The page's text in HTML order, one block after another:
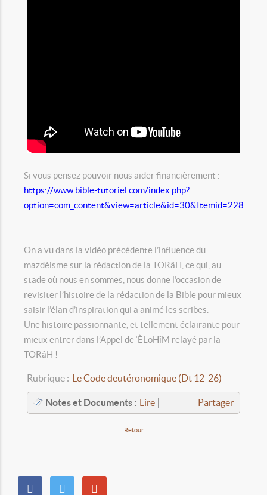
Si vous pensez pouvoir nous aider financièrement :
https://www.bible-tutoriel.com/index.php?
option=com_content&view=article&id=30&Itemid=228
On a vu dans la vidéo précédente l’influence du
mazdéisme sur la rédaction de la TORâH, ce qui, au
stade où nous en sommes, nous donne l’occasion de
revisiter l’histoire de la rédaction de la Bible pour mieux
saisir l’élan d’inspiration qui a animé les scribes.
Une histoire passionnante, et tellement éclairante pour
mieux entrer dans l’Appel de ‘ÈLoHîM relayé par la
TORâH !
Rubrique : Le Code deutéronomique (Dt 12-26)
Partager
Notes et Documents : Lire
Retour